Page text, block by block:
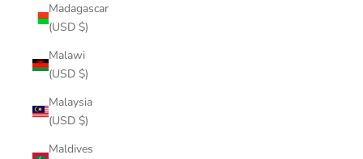
Madagascar
(USD $)
Malawi
(USD $)
Malaysia
(USD $)
Maldives